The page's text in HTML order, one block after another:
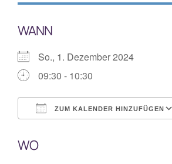
WANN
So., 1. Dezember 2024
09:30 - 10:30
ZUM KALENDER HINZUFÜGEN
WO